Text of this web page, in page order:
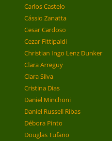
Carlos Castelo
Cássio Zanatta
Cesar Cardoso
Cezar Fittipaldi
Christian Ingo Lenz Dunker
Clara Arreguy
Clara Silva
Cristina Dias
Daniel Minchoni
Daniel Russell Ribas
Débora Pinto
Douglas Tufano